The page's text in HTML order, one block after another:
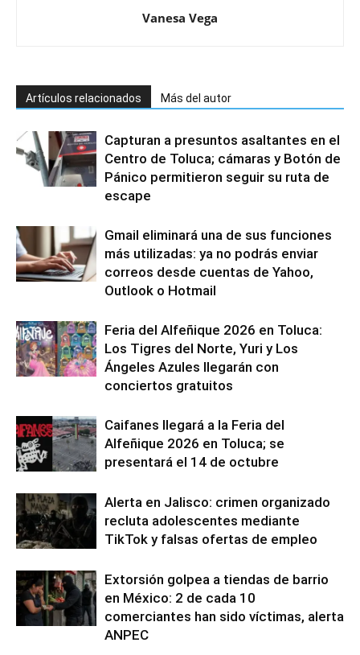
Vanesa Vega
Artículos relacionados Más del autor
Capturan a presuntos asaltantes en el
Centro de Toluca; cámaras y Botón de
Pánico permitieron seguir su ruta de
escape
Gmail eliminará una de sus funciones
más utilizadas: ya no podrás enviar
correos desde cuentas de Yahoo,
Outlook o Hotmail
Feria del Alfeñique 2026 en Toluca:
Los Tigres del Norte, Yuri y Los
Ángeles Azules llegarán con
conciertos gratuitos
Caifanes llegará a la Feria del
Alfeñique 2026 en Toluca; se
presentará el 14 de octubre
Alerta en Jalisco: crimen organizado
recluta adolescentes mediante
TikTok y falsas ofertas de empleo
Extorsión golpea a tiendas de barrio
en México: 2 de cada 10
comerciantes han sido víctimas, alerta
ANPEC